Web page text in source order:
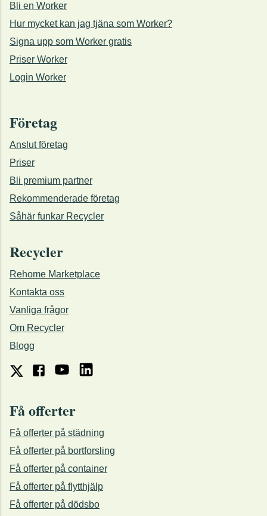
Bli en Worker
Hur mycket kan jag tjäna som Worker?
Signa upp som Worker gratis
Priser Worker
Login Worker
Företag
Anslut företag
Priser
Bli premium partner
Rekommenderade företag
Såhär funkar Recycler
Recycler
Rehome Marketplace
Kontakta oss
Vanliga frågor
Om Recycler
Blogg
Få offerter
Få offerter på städning
Få offerter på bortforsling
Få offerter på container
Få offerter på flytthjälp
Få offerter på dödsbo